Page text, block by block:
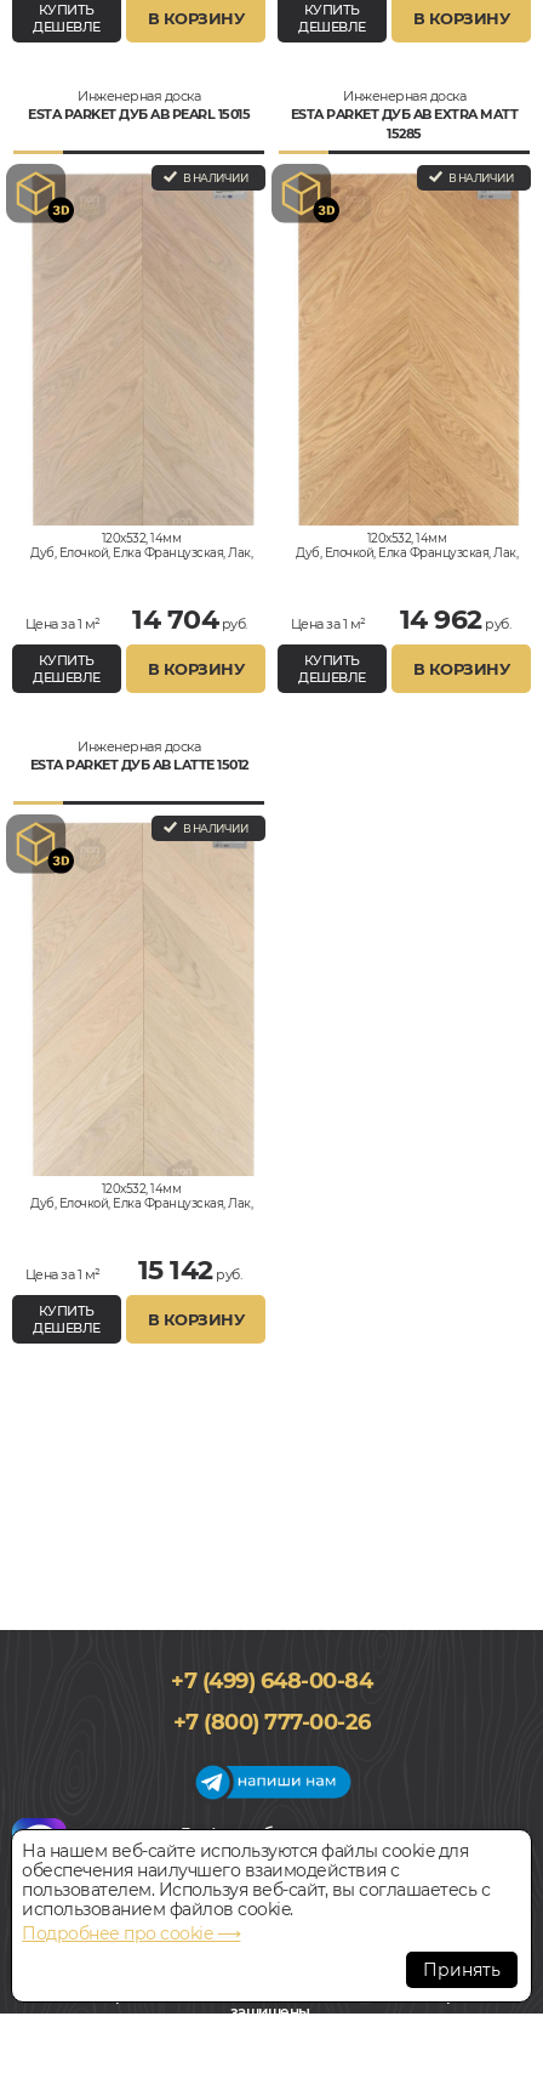
КУПИТЬ
ДЕШЕВЛЕ
В КОРЗИНУ
КУПИТЬ
ДЕШЕВЛЕ
В КОРЗИНУ
Инженерная доска
ESTA PARKET ДУБ AB PEARL 15015
В НАЛИЧИИ
120x532, 14мм
Дуб, Елочкой, Елка Французская, Лак,
Цена за 1 м² 14 704руб.
КУПИТЬ
ДЕШЕВЛЕ
В КОРЗИНУ
Инженерная доска
ESTA PARKET ДУБ AB EXTRA MATT
15285
В НАЛИЧИИ
120x532, 14мм
Дуб, Елочкой, Елка Французская, Лак,
Цена за 1 м² 14 962руб.
КУПИТЬ
ДЕШЕВЛЕ
В КОРЗИНУ
Инженерная доска
ESTA PARKET ДУБ AB LATTE 15012
В НАЛИЧИИ
120x532, 14мм
Дуб, Елочкой, Елка Французская, Лак,
Цена за 1 м² 15 142руб.
КУПИТЬ
ДЕШЕВЛЕ
В КОРЗИНУ
+7 (499) 648-00-84
+7 (800) 777-00-26
График работы салона
Пн-Вс с 09:00 до 21:00
Наш адрес:127018, г. Москва,
ул.Складочная, д.1, строение 9
Всегда свободная парковка
защищены.
На нашем веб-сайте используются файлы cookie для
обеспечения наилучшего взаимодействия с
пользователем. Используя веб-сайт, вы соглашаетесь с
использованием файлов cookie.
Подробнее про cookie ⟶
Принять